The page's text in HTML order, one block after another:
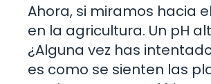
Ahora, si miramos hacia
en la agricultura. Un pH
¿Alguna vez has
es como se sienten las